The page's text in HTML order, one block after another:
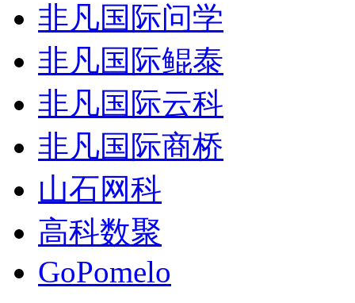
非凡国际问学
非凡国际鲲泰
非凡国际云科
非凡国际商桥
山石网科
高科数聚
GoPomelo